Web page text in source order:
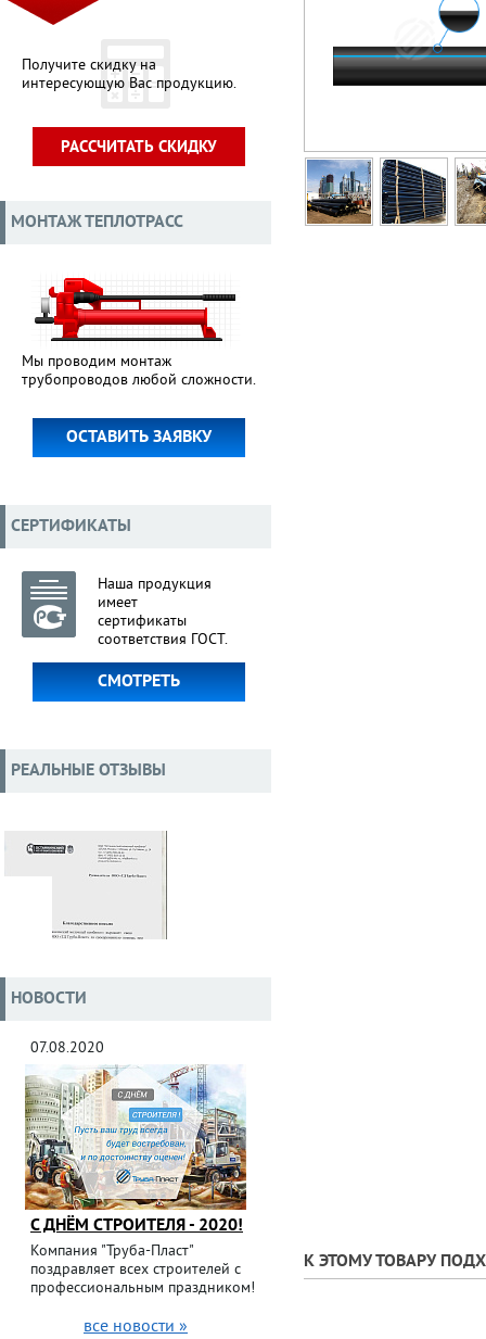
К ЭТОМУ ТОВАРУ
Получите скидку на
интересующую Вас продукцию.
РАССЧИТАТЬ СКИДКУ
МОНТАЖ ТЕПЛОТРАСС
Мы проводим монтаж
трубопроводов любой сложности.
ОСТАВИТЬ ЗАЯВКУ
СЕРТИФИКАТЫ
Наша продукция
имеет
сертификаты
соответствия ГОСТ.
СМОТРЕТЬ
РЕАЛЬНЫЕ ОТЗЫВЫ
НОВОСТИ
07.08.2020
С ДНЁМ СТРОИТЕЛЯ - 2020!
Компания "Труба-Пласт"
поздравляет всех строителей с
профессиональным праздником!
все новости »